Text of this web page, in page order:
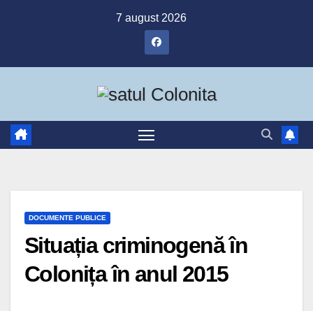
7 august 2026
DOCUMENTE PUBLICE
Situația criminogenă în
Colonița în anul 2015